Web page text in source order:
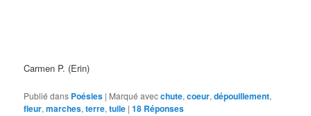
Carmen P. (Erin)
Publié dans Poésies | Marqué avecchute,coeur,dépouillement,
fleur,marches,terre,tuile |18 Réponses